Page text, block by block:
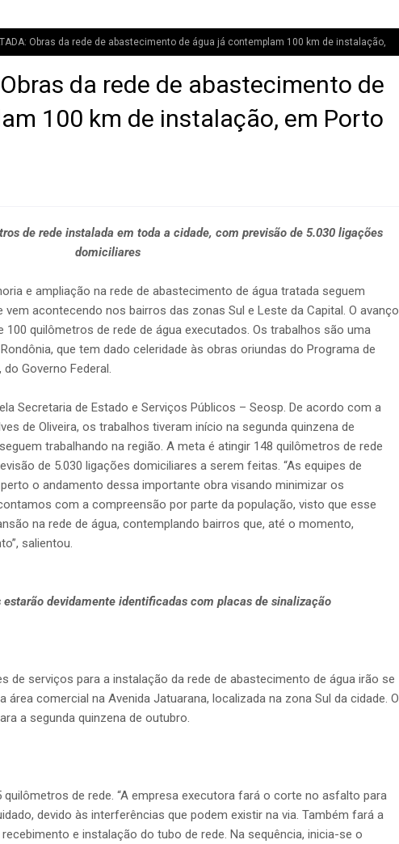
Obras da rede de abastecimento de água já contemplam 100 km de instalação,
da rede de abastecimento de
100 km de instalação, em Porto
de rede instalada em toda a cidade, com previsão de 5.030 ligações
domiciliares
e ampliação na rede de abastecimento de água tratada seguem
vem acontecendo nos bairros das zonas Sul e Leste da Capital. O avanço
quilômetros de rede de água executados. Os trabalhos são uma
que tem dado celeridade às obras oriundas do Programa de
Governo Federal.
Secretaria de Estado e Serviços Públicos – Seosp. De acordo com a
de Oliveira, os trabalhos tiveram início na segunda quinzena de
trabalhando na região. A meta é atingir 148 quilômetros de rede
de 5.030 ligações domiciliares a serem feitas. “As equipes de
o andamento dessa importante obra visando minimizar os
com a compreensão por parte da população, visto que esse
na rede de água, contemplando bairros que, até o momento,
salientou.
estarão devidamente identificadas com placas de sinalização
de serviços para a instalação da rede de abastecimento de água irão se
comercial na Avenida Jatuarana, localizada na zona Sul da cidade. O
a segunda quinzena de outubro.
de rede. “A empresa executora fará o corte no asfalto para
devido às interferências que podem existir na via. Também fará a
e instalação do tubo de rede. Na sequência, inicia-se o